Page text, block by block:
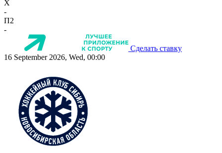
X
-
П2
-
Сделать ставку
16 September 2026, Wed, 00:00